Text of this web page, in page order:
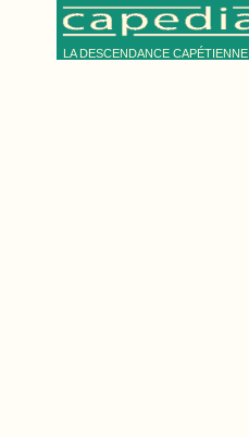
LA DESCENDANCE CAPÉTIENNE